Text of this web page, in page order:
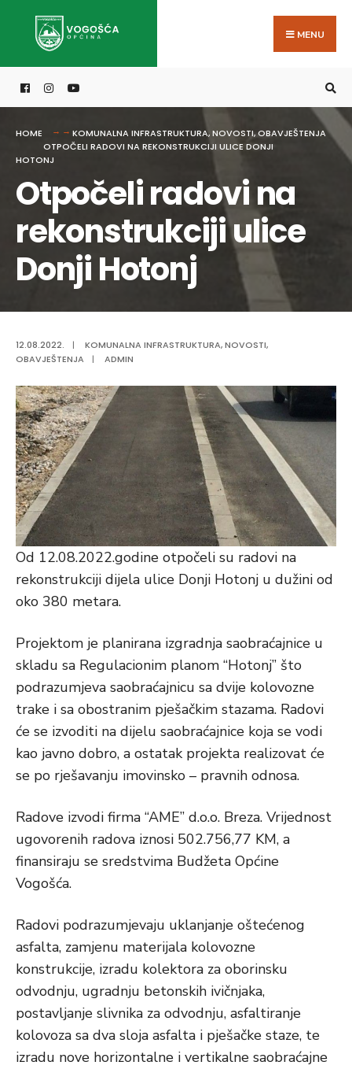
MENU
HOME KOMUNALNA INFRASTRUKTURA,NOVOSTI,OBAVJEŠTENJA
OTPOČELI RADOVI NA REKONSTRUKCIJI ULICE DONJI
HOTONJ
Otpočeli radovi na
rekonstrukciji ulice
Donji Hotonj
12.08.2022. | KOMUNALNA INFRASTRUKTURA,NOVOSTI,
OBAVJEŠTENJA
| ADMIN
Od 12.08.2022.godine otpočeli su radovi na
rekonstrukciji dijela ulice Donji Hotonj u dužini od
oko 380 metara.
Projektom je planirana izgradnja saobraćajnice u
skladu sa Regulacionim planom “Hotonj” što
podrazumjeva saobraćajnicu sa dvije kolovozne
trake i sa obostranim pješačkim stazama. Radovi
će se izvoditi na dijelu saobraćajnice koja se vodi
kao javno dobro, a ostatak projekta realizovat će
se po rješavanju imovinsko – pravnih odnosa.
Radove izvodi firma “AME” d.o.o. Breza. Vrijednost
ugovorenih radova iznosi 502.756,77 KM, a
finansiraju se sredstvima Budžeta Općine
Vogošća.
Radovi podrazumjevaju uklanjanje oštećenog
asfalta, zamjenu materijala kolovozne
konstrukcije, izradu kolektora za oborinsku
odvodnju, ugradnju betonskih ivičnjaka,
postavljanje slivnika za odvodnju, asfaltiranje
kolovoza sa dva sloja asfalta i pješačke staze, te
izradu nove horizontalne i vertikalne saobraćajne
for: